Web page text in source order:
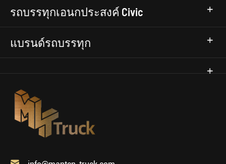
รถบรรทุกเอนกประสงค์ Civic
แบรนด์รถบรรทุก